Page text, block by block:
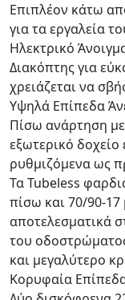
Επιπλέον κάτω
για τα εργαλεία
Ηλεκτρικό
Διακόπτης για
χρειάζεται να
Υψηλά Επίπεδα
Πίσω ανάρτηση
εξωτερικό
ρυθμιζόμενα ως
Τα Tubeless
πίσω και 70/90-
αποτελεσματικά
του
και μεγαλύτερο
Κορυφαία